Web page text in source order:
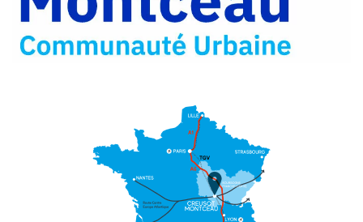
e-
mail